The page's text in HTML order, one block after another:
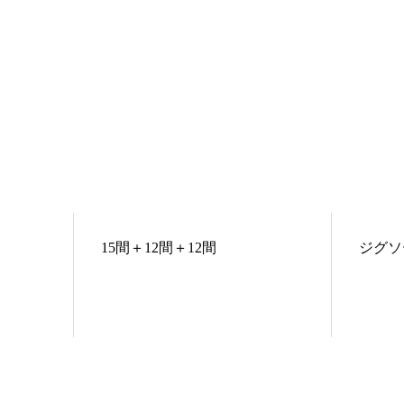
15間＋12間＋12間 ジグ